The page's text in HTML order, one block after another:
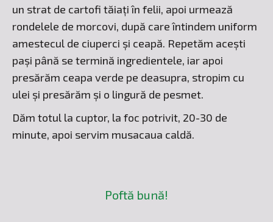
un strat de cartofi tăiați în felii, apoi urmează
rondelele de morcovi, după care întindem uniform
amestecul de ciuperci și ceapă. Repetăm acești
pași până se termină ingredientele, iar apoi
presărăm ceapa verde pe deasupra, stropim cu
ulei și presărăm și o lingură de pesmet.
Dăm totul la cuptor, la foc potrivit, 20-30 de
minute, apoi servim musacaua caldă.
Poftă bună!